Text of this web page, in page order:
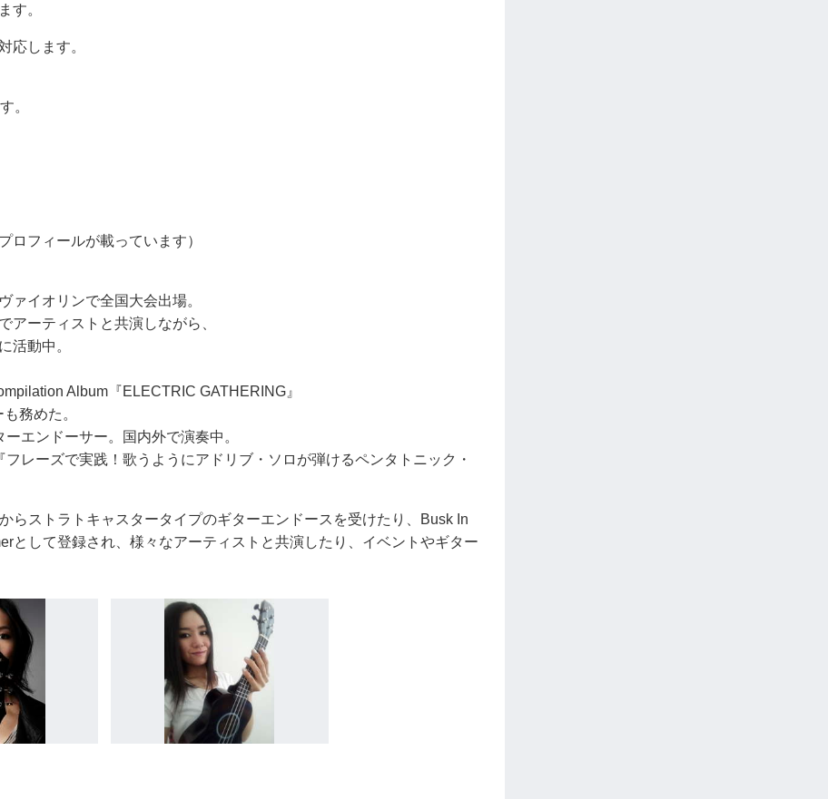
す。
応します。
。
ロフィールが載っています）
ァイオリンで全国大会出場。
アーティストと共演しながら、
活動中。
Album『ELECTRIC GATHERING』
務めた。
エンドーサー。国内外で演奏中。
レーズで実践！歌うようにアドリブ・ソロが弾けるペンタトニック・
らストラトキャスタータイプのギターエンドースを受けたり、Busk In
として登録され、様々なアーティストと共演したり、イベントやギター